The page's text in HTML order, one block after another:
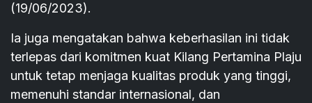
(19/06/2023).
Ia juga mengatakan bahwa keberhasilan ini tidak
terlepas dari komitmen kuat Kilang Pertamina Plaju
untuk tetap menjaga kualitas produk yang tinggi,
memenuhi standar internasional, dan